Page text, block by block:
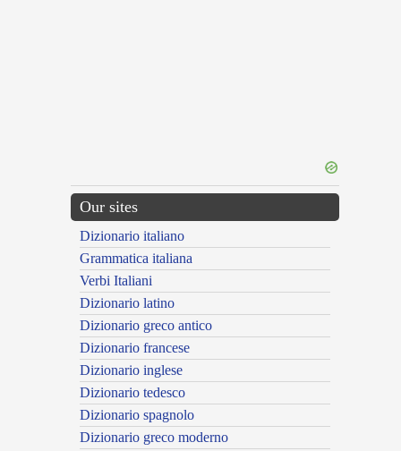
Our sites
Dizionario italiano
Grammatica italiana
Verbi Italiani
Dizionario latino
Dizionario greco antico
Dizionario francese
Dizionario inglese
Dizionario tedesco
Dizionario spagnolo
Dizionario greco moderno